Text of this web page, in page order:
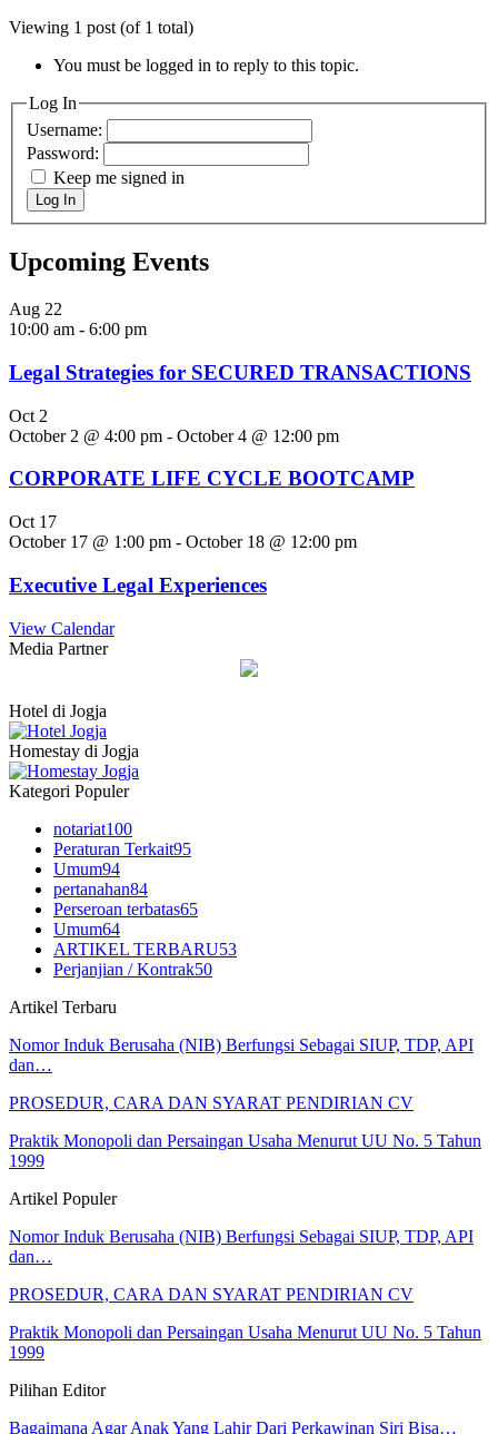
Viewing 1 post (of 1 total)
You must be logged in to reply to this topic.
Log In
Username:
Password:
Keep me signed in
Log In
Upcoming Events
Aug 22
10:00 am - 6:00 pm
Legal Strategies for SECURED TRANSACTIONS
Oct 2
October 2 @ 4:00 pm - October 4 @ 12:00 pm
CORPORATE LIFE CYCLE BOOTCAMP
Oct 17
October 17 @ 1:00 pm - October 18 @ 12:00 pm
Executive Legal Experiences
View Calendar
Media Partner
Hotel di Jogja
Homestay di Jogja
Kategori Populer
notariat100
Peraturan Terkait95
Umum94
pertanahan84
Perseroan terbatas65
Umum64
ARTIKEL TERBARU53
Perjanjian / Kontrak50
Artikel Terbaru
Nomor Induk Berusaha (NIB) Berfungsi Sebagai SIUP, TDP, API
dan…
PROSEDUR, CARA DAN SYARAT PENDIRIAN CV
Praktik Monopoli dan Persaingan Usaha Menurut UU No. 5 Tahun
1999
Artikel Populer
Nomor Induk Berusaha (NIB) Berfungsi Sebagai SIUP, TDP, API
dan…
PROSEDUR, CARA DAN SYARAT PENDIRIAN CV
Praktik Monopoli dan Persaingan Usaha Menurut UU No. 5 Tahun
1999
Pilihan Editor
Bagaimana Agar Anak Yang Lahir Dari Perkawinan Siri Bisa…